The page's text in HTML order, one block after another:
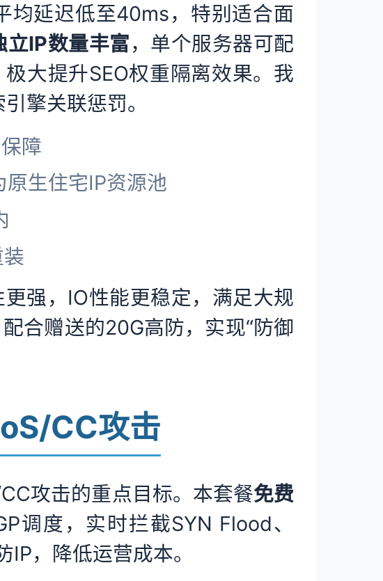
均延迟低至40ms，特别适合面
立IP数量丰富 ，单个服务器可配
大提升SEO权重隔离效果。我
擎关联惩罚。
障
生住宅IP资源池
强，IO性能更稳定，满足大规
合赠送的20G高防，实现“防御
CC攻击
攻击的重点目标。本套餐免费
调度，实时拦截SYN Flood、
，降低运营成本。